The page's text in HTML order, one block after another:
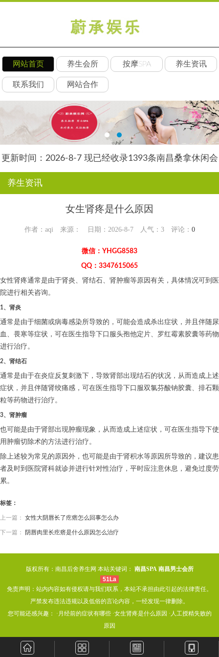
网站首页 养生会所 按摩SPA 养生资讯
联系我们 网站合作
更新时间：2026-8-7 现已经收录1393条南昌桑拿休闲会
养生资讯
女生肾疼是什么原因
作者：aqi 来源： 日期：2026-8-7 人气： 3评论： 0
微信：YHGG8583
QQ：3347615065
女性肾疼通常是由于肾炎、肾结石、肾肿瘤等原因有关，具体情况可到医
院进行相关咨询。
1、肾炎
通常是由于细菌或病毒感染所导致的，可能会造成杀出症状，并且伴随尿
血、畏寒等症状，可在医生指导下口服头孢他定片、罗红霉素胶囊等药物
进行治疗。
2、肾结石
通常是由于在炎症反复刺激下，导致肾部出现结石的状况，从而造成上述
症状，并且伴随肾绞痛感，可在医生指导下口服双氯芬酸钠胶囊、排石颗
粒等药物进行治疗。
3、肾肿瘤
也可能是由于肾部出现肿瘤现象，从而造成上述症状，可在医生指导下使
用肿瘤切除术的方法进行治疗。
除上述较为常见的原因外，也可能是由于肾积水等原因所导致的，建议患
者及时到医院肾科就诊并进行针对性治疗，平时应注意休息，避免过度劳
累。
标签：
上一篇： 女性大阴唇长了疙瘩怎么回事怎么办
下一篇： 阴唇肉里长疙瘩是什么原因怎么治疗
版权所有：南昌后舍养生网 本站关键词： 南昌SPA 南昌男士会所
51La
免责声明：站内内容如有侵权请与我们联系，本站不承担由此引起的法律责任。
严禁发布违法违规以及低俗的言论内容，一经发现一律删除。
您可能还感兴趣： · 月经前的症状有哪些·女生肾疼是什么原因 · 人工授精失败的
原因